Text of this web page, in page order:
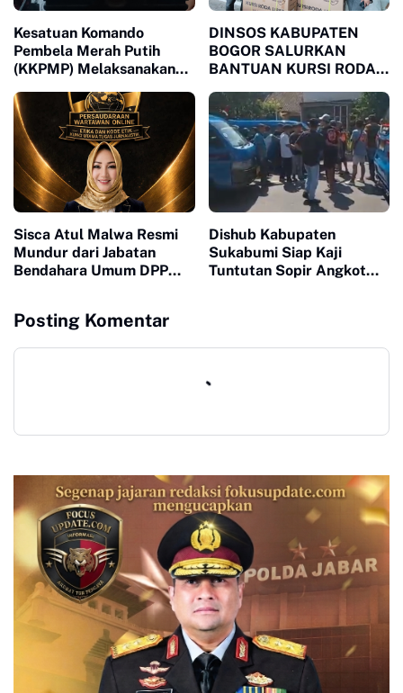
Kesatuan Komando
Pembela Merah Putih
(KKPMP) Melaksanakan
DINSOS KABUPATEN
BOGOR SALURKAN
BANTUAN KURSI RODA
JAWAB KEBUTUHAN
WARGA MEGAMENDUNG
DAN CIOMAS
Sisca Atul Malwa Resmi
Mundur dari Jabatan
Bendahara Umum DPP
Dishub Kabupaten
Sukabumi Siap Kaji
Tuntutan Sopir Angkot
Posting Komentar